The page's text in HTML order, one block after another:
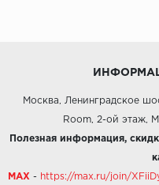
Москва, Ленинградское
Room, 2-ой этаж,
Полезная информация,
MAX - https://max.ru/join/